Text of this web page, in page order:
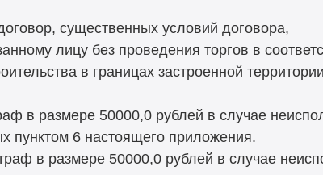
существенных условий договора,
лицу без проведения торгов в
в границах застроенной
в размере 50000,0 рублей в случае
пунктом 6 настоящего приложения.
в размере 50000,0 рублей в случае